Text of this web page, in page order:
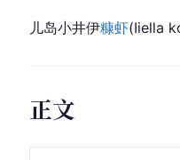
儿岛小井伊糠虾(Iiella
正文